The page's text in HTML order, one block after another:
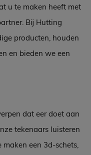
u te maken heeft met
Bij Hutting
producten, houden
en bieden we een
dat eer doet aan
tekenaars luisteren
maken een 3d-schets,